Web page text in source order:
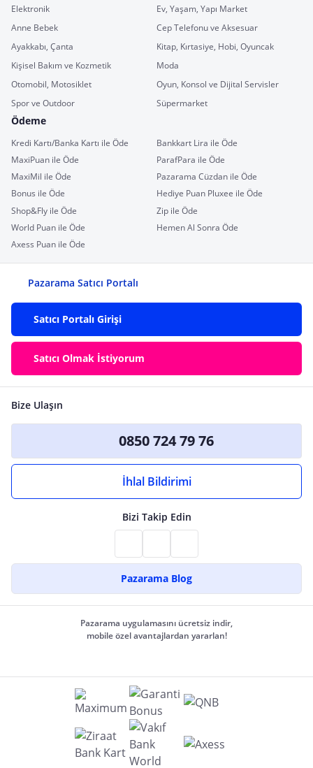
Elektronik
Ev, Yaşam, Yapı Market
Anne Bebek
Cep Telefonu ve Aksesuar
Ayakkabı, Çanta
Kitap, Kırtasiye, Hobi, Oyuncak
Kişisel Bakım ve Kozmetik
Moda
Otomobil, Motosiklet
Oyun, Konsol ve Dijital Servisler
Spor ve Outdoor
Süpermarket
Ödeme
Kredi Kartı/Banka Kartı ile Öde
Bankkart Lira ile Öde
MaxiPuan ile Öde
ParafPara ile Öde
MaxiMil ile Öde
Pazarama Cüzdan ile Öde
Bonus ile Öde
Hediye Puan Pluxee ile Öde
Shop&Fly ile Öde
Zip ile Öde
World Puan ile Öde
Hemen Al Sonra Öde
Axess Puan ile Öde
Pazarama Satıcı Portalı
Satıcı Portalı Girişi
Satıcı Olmak İstiyorum
Bize Ulaşın
0850 724 79 76
İhlal Bildirimi
Bizi Takip Edin
Pazarama Blog
Pazarama uygulamasını ücretsiz indir,
mobile özel avantajlardan yararlan!